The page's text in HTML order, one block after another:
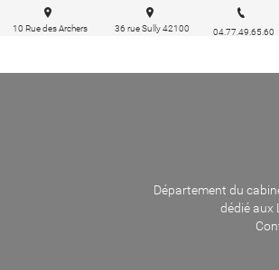
10 Rue des Archers
36 rue Sully 42100
04.77.49.65.60
Département du
dédié aux